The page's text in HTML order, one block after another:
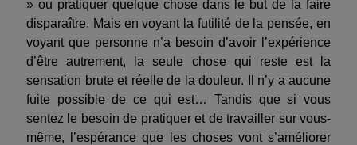
» ou pratiquer quelque chose dans le but de la faire
disparaître. Mais en voyant la futilité de la pensée, en
voyant que personne n’a besoin d’avoir l’expérience
d’être autrement, la seule chose qui reste est la
sensation brute et réelle de la douleur. Il n’y a aucune
fuite possible de ce qui est… Tandis que si vous
sentez le besoin de pratiquer et de travailler sur vous-
même, l’espérance que les choses vont s’améliorer